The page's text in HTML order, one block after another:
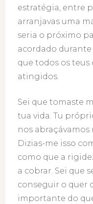
estratégia, entre
arranjavas uma
seria o próximo
acordado durante
que todos os teus
atingidos.
Sei que tomaste
tua vida. Tu
nos abraçávamos
Dizias-me isso
como que a
a cobrar. Sei que
conseguir o quer
importante do